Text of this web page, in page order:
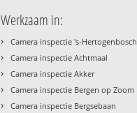
Werkzaam in:
› Camera inspectie 's-Hertogenbosch
› Camera inspectie Achtmaal
› Camera inspectie Akker
› Camera inspectie Bergen op Zoom
› Camera inspectie Bergsebaan